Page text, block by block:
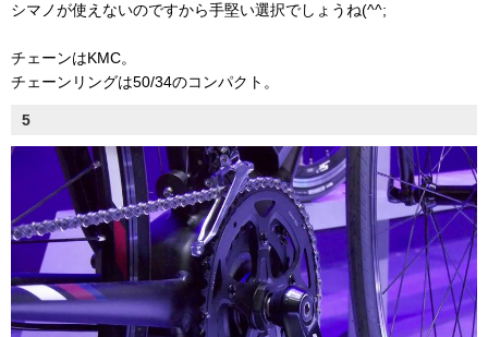
シマノが使えないのですから手堅い選択でしょうね(^^;
チェーンはKMC。
チェーンリングは50/34のコンパクト。
5